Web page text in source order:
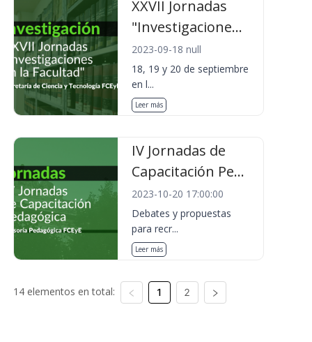
XXVII Jornadas
"Investigacione...
2023-09-18 null
18, 19 y 20 de septiembre
en l...
Leer más
IV Jornadas de
Capacitación Pe...
2023-10-20 17:00:00
Debates y propuestas
para recr...
Leer más
14 elementos en total: 1 2